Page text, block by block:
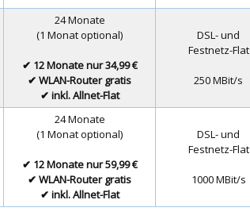
24 Monate
(1 Monat optional)
✔ 12 Monate nur 34,99 €
✔ WLAN-Router gratis
✔ inkl. Allnet-Flat
DSL- und
Festnetz-Flat
250 MBit/s
24 Monate
(1 Monat optional)
✔ 12 Monate nur 59,99 €
✔ WLAN-Router gratis
✔ inkl. Allnet-Flat
DSL- und
Festnetz-Flat
1000 MBit/s